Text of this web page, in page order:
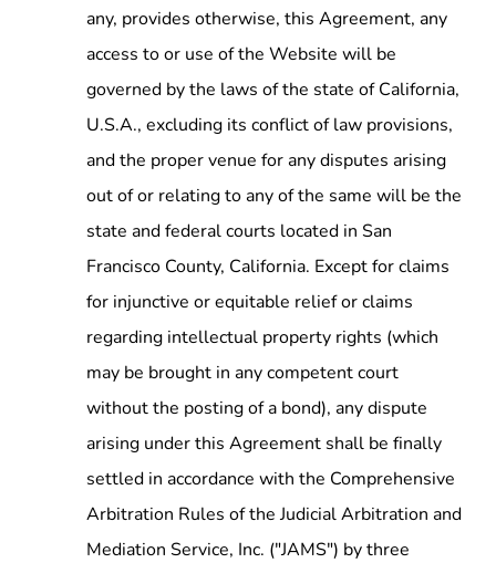
any, provides otherwise, this Agreement, any
access to or use of the Website will be
governed by the laws of the state of California,
U.S.A., excluding its conflict of law provisions,
and the proper venue for any disputes arising
out of or relating to any of the same will be the
state and federal courts located in San
Francisco County, California. Except for claims
for injunctive or equitable relief or claims
regarding intellectual property rights (which
may be brought in any competent court
without the posting of a bond), any dispute
arising under this Agreement shall be finally
settled in accordance with the Comprehensive
Arbitration Rules of the Judicial Arbitration and
Mediation Service, Inc. ("JAMS") by three